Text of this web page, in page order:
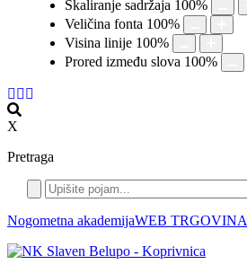
Skaliranje sadržaja 100%
Veličina fonta 100%
Visina linije 100%
Prored između slova 100%
X
Pretraga
Nogometna akademijaWEB TRGOVINA